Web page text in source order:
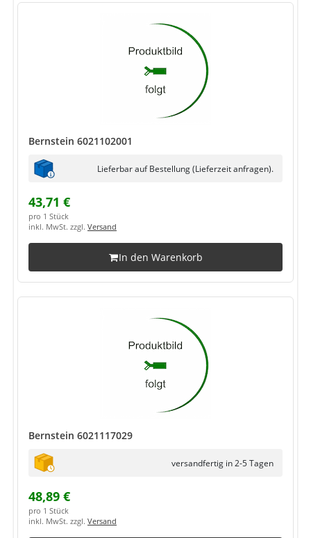
Bernstein 6021102001
Lieferbar auf Bestellung (Lieferzeit anfragen).
43,71 €
pro 1 Stück
inkl. MwSt. zzgl. Versand
In den Warenkorb
Bernstein 6021117029
versandfertig in 2-5 Tagen
48,89 €
pro 1 Stück
inkl. MwSt. zzgl. Versand